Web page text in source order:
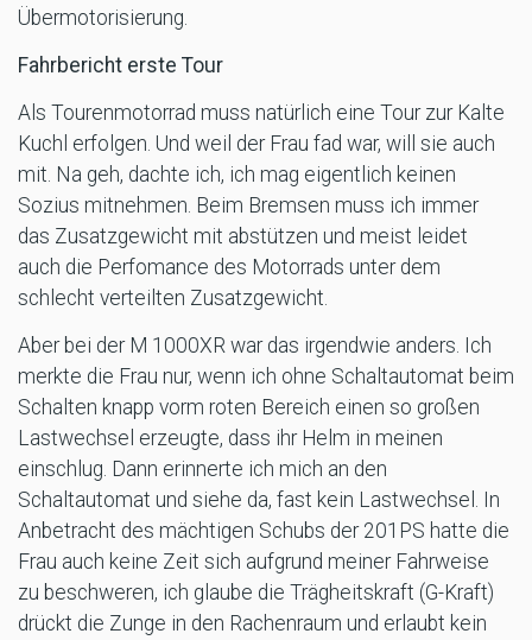
Übermotorisierung.
Fahrbericht erste Tour
Als Tourenmotorrad muss natürlich eine Tour zur Kalte
Kuchl erfolgen. Und weil der Frau fad war, will sie auch
mit. Na geh, dachte ich, ich mag eigentlich keinen
Sozius mitnehmen. Beim Bremsen muss ich immer
das Zusatzgewicht mit abstützen und meist leidet
auch die Perfomance des Motorrads unter dem
schlecht verteilten Zusatzgewicht.
Aber bei der M 1000XR war das irgendwie anders. Ich
merkte die Frau nur, wenn ich ohne Schaltautomat beim
Schalten knapp vorm roten Bereich einen so großen
Lastwechsel erzeugte, dass ihr Helm in meinen
einschlug. Dann erinnerte ich mich an den
Schaltautomat und siehe da, fast kein Lastwechsel. In
Anbetracht des mächtigen Schubs der 201PS hatte die
Frau auch keine Zeit sich aufgrund meiner Fahrweise
zu beschweren, ich glaube die Trägheitskraft (G-Kraft)
drückt die Zunge in den Rachenraum und erlaubt kein